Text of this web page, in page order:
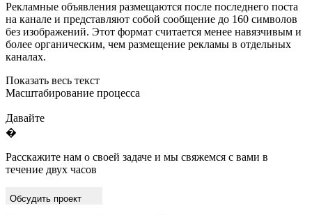
Рекламные объявления размещаются после последнего поста
на канале и представляют собой сообщение до 160 символов
без изображений. Этот формат считается менее навязчивым и
более органическим, чем размещение рекламы в отдельных
каналах.
Показать весь текст
Масштабирование процесса
Давайте
�
Расскажите нам о своей задаче и мы свяжемся с вами в
течение двух часов
Обсудить проект